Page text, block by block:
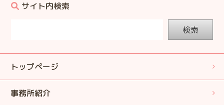
サイト内検索
検索
トップページ
事務所紹介